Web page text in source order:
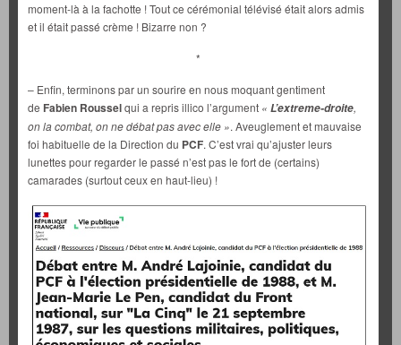
moment-là à la fachotte ! Tout ce cérémonial télévisé était alors admis
et il était passé crème ! Bizarre non ?
*
– Enfin, terminons par un sourire en nous moquant gentiment
de Fabien Rousselqui a repris illico l’argument « L’extreme-droite,
on la combat, on ne débat pas avec elle ». Aveuglement et mauvaise
foi habituelle de la Direction du PCF. C’est vrai qu’ajuster leurs
lunettes pour regarder le passé n’est pas le fort de (certains)
camarades (surtout ceux en haut-lieu) !